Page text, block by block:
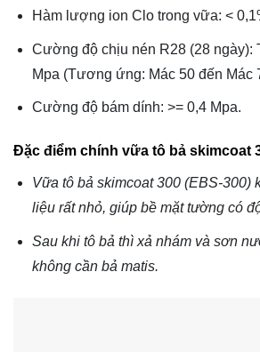
Hàm lượng ion Clo trong vữa: <
Cường độ chịu nén R28 (28 ngày):
Mpa (Tương ứng: Mác 50 đến Mác
Cường độ bám dính: >= 0,4 Mpa.
Đặc điểm chính vữa tô bả skimcoat
Vữa tô bả skimcoat 300 (EBS-300)
liệu rất nhỏ, giúp bề mặt tường có
Sau khi tô bả thì xả nhám và sơn
không cần bả matis.